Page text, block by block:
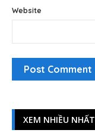
Website
XEM NHIỀU NHẤT